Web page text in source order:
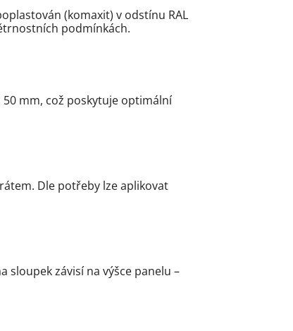
(komaxit) v odstínu RAL
podmínkách.
50 mm, což poskytuje optimální
Dle potřeby lze aplikovat
sloupek závisí na výšce panelu –